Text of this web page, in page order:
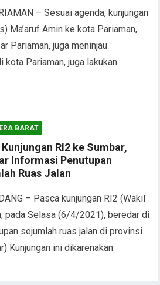
– Sesuai agenda, kunjungan
Ma’aruf Amin ke kota Pariaman,
Pariaman, juga meninjau
kota Pariaman, juga lakukan
BARAT
RI2 ke Sumbar,
Informasi Penutupan
Ruas Jalan
– Pasca kunjungan RI2 (Wakil
pada Selasa (6/4/2021), beredar di
sejumlah ruas jalan di provinsi
Kunjungan ini dikarenakan